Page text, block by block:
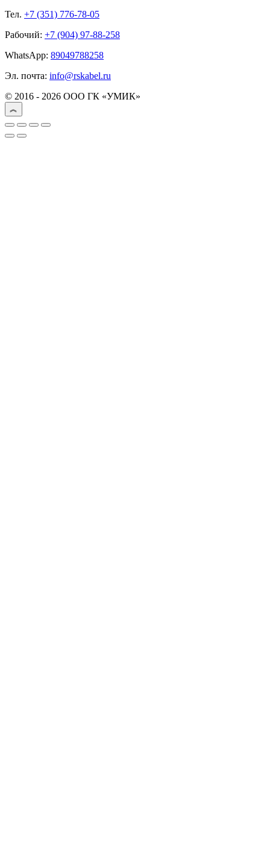
Тел. +7 (351) 776-78-05
Рабочий: +7 (904) 97-88-258
WhatsApp: 89049788258
Эл. почта: info@rskabel.ru
© 2016 - 2026 ООО ГК «УМИК»